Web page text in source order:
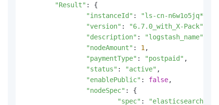
"Result" : {
"instanceId" :
"ls-cn-n6w1o5jq****"
"version" : "6.7.0_with_X-Pack"
"description" : "logstash_name"
"nodeAmount" : 1 ,
"paymentType" : "postpaid" ,
"status" : "active" ,
"enablePublic" : false,
"nodeSpec" : {
"spec" :